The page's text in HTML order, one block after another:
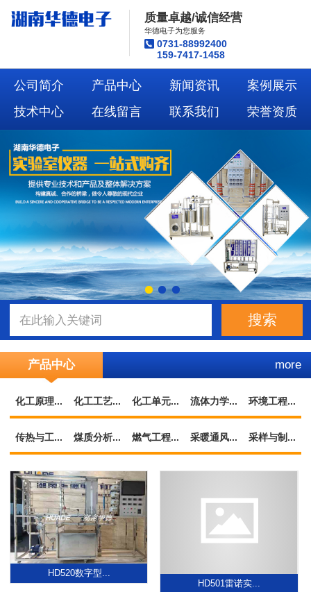
质量卓越/诚信经营
华德电子为您服务
0731-88992400
159-7417-1458
公司简介 产品中心 新闻资讯
案例展示
技术中心
在线留言 联系我们 荣誉资质
产品中心 more
化工原理... 化工工艺... 化工单元... 流体力学... 环境工程...
传热与工... 煤质分析... 燃气工程... 采暖通风... 采样与制...
HD520数字型...
HD501雷诺实...